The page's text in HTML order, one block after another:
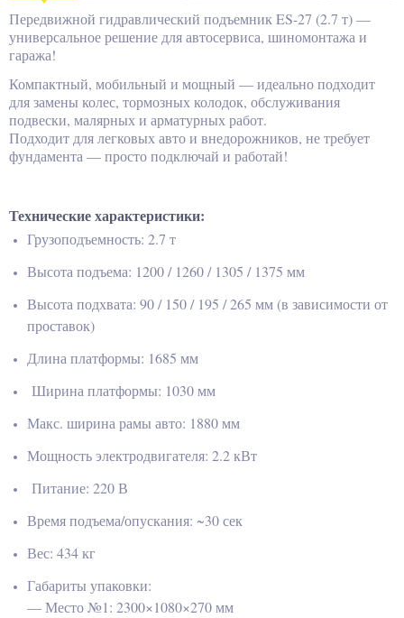
Передвижной гидравлический подъемник ES-27 (2.7 т) —
универсальное решение для автосервиса, шиномонтажа и
гаража!
Компактный, мобильный и мощный — идеально подходит
для замены колес, тормозных колодок, обслуживания
подвески, малярных и арматурных работ.
Подходит для легковых авто и внедорожников, не требует
фундамента — просто подключай и работай!
Технические характеристики:
Грузоподъемность: 2.7 т
Высота подъема: 1200 / 1260 / 1305 / 1375 мм
Высота подхвата: 90 / 150 / 195 / 265 мм (в зависимости от
проставок)
Длина платформы: 1685 мм
Ширина платформы: 1030 мм
Макс. ширина рамы авто: 1880 мм
Мощность электродвигателя: 2.2 кВт
Питание: 220 В
Время подъема/опускания: ~30 сек
Вес: 434 кг
Габариты упаковки:
— Место №1: 2300×1080×270 мм